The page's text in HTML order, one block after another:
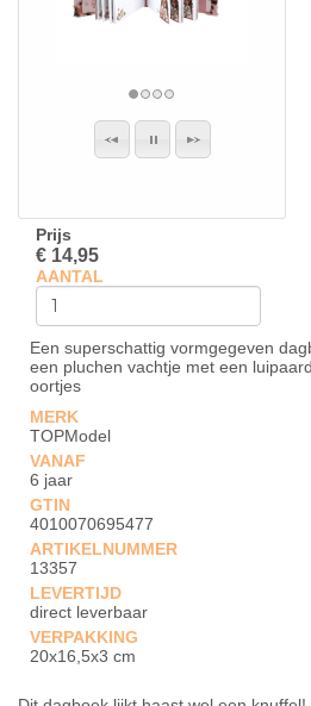
Prijs
€ 14,95
AANTAL
Een superschattig vormgegeven
een pluchen vachtje met een
oortjes
MERK
TOPModel
VANAF
6 jaar
GTIN
4010070695477
ARTIKELNUMMER
13357
LEVERTIJD
direct leverbaar
VERPAKKING
20x16,5x3 cm